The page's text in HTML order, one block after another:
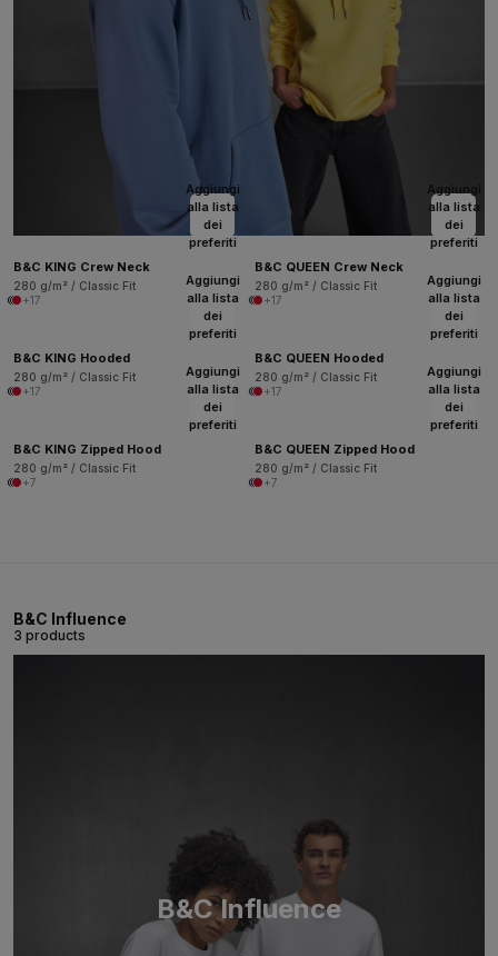
Aggiungi
alla lista
dei
preferiti
B&C KING Crew Neck
280 g/m² / Classic Fit
+17
Aggiungi
alla lista
dei
preferiti
B&C QUEEN Crew Neck
280 g/m² / Classic Fit
+17
Aggiungi
alla lista
dei
preferiti
B&C KING Hooded
280 g/m² / Classic Fit
+17
Aggiungi
alla lista
dei
preferiti
B&C QUEEN Hooded
280 g/m² / Classic Fit
+17
Aggiungi
alla lista
dei
preferiti
B&C KING Zipped Hood
280 g/m² / Classic Fit
+7
Aggiungi
alla lista
dei
preferiti
B&C QUEEN Zipped Hood
280 g/m² / Classic Fit
+7
B&C Influence
3 products
B&C Influence